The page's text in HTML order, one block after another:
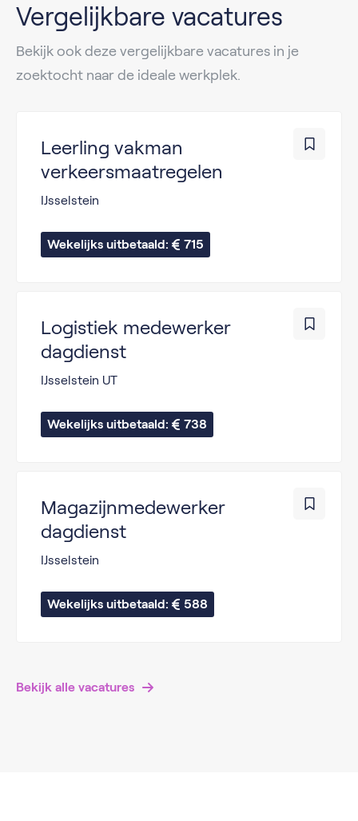
Vergelijkbare vacatures
Bekijk ook deze vergelijkbare vacatures in je
zoektocht naar de ideale werkplek.
Leerling vakman
verkeersmaatregelen
IJsselstein
Wekelijks uitbetaald: 715
Logistiek medewerker
dagdienst
IJsselstein UT
Wekelijks uitbetaald: 738
Magazijnmedewerker
dagdienst
IJsselstein
Wekelijks uitbetaald: 588
Bekijk alle vacatures